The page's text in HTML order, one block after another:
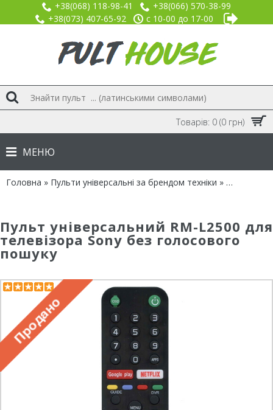
+38(068) 118-98-41
+38(066) 570-38-99
+38(073) 407-65-92
с 10-00 до 17-00
Товарів: 0 (0 грн)
МЕНЮ
Головна » Пульти універсальні за брендом техніки » Бренд
Пульт універсальний RM-L2500 для
телевізора Sony без голосового
пошуку